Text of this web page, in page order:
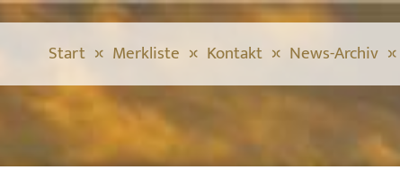
Start Merkliste Kontakt News-Archiv